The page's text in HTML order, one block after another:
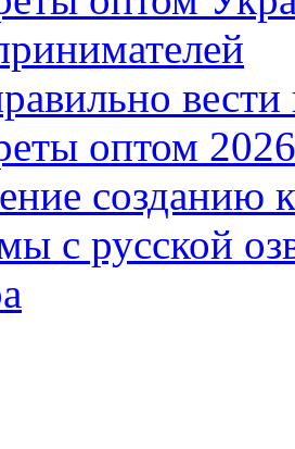
оптом
созданию
с русской